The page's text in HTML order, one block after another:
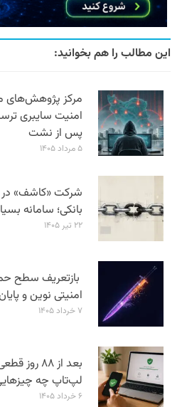
این مطالب را هم بخوانید:
مرکز پژوهش‌های
امنیت سایبری
پس از نشت
۵ مرداد ۱۴۰۵
شرکت «کاشف» در
بانکی؛ سامانه‌
۲۲ تیر ۱۴۰۵
بازتعریف سطح
امنیتی نوین و
۷ خرداد ۱۴۰۵
بعد از ۸۸
لپ‌تاپ چه
۶ خرداد ۱۴۰۵